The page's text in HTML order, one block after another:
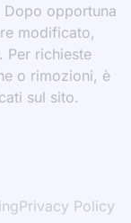
opportuna
modificato,
Per richieste
o rimozioni, è
sul sito.
Privacy Policy